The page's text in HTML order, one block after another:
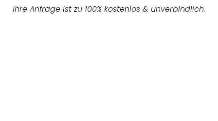
Ihre Anfrage ist zu 100% kostenlos & unverbindlich.